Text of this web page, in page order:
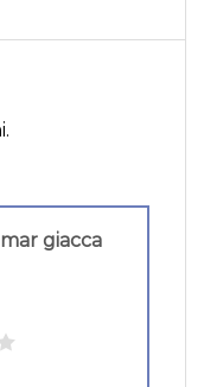
giacca